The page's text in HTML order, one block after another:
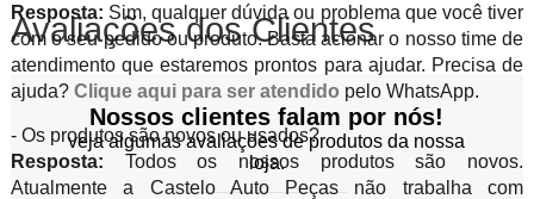
Resposta: Sim, qualquer dúvida ou problema que você tiver
com o seu pedido ou produto. Basta acionar o nosso time de
atendimento que estaremos prontos para ajudar. Precisa de
ajuda? Clique aqui para ser atendido pelo WhatsApp.
- Os produtos são novos ou usados?
Resposta: Todos os nossos produtos são novos.
Atualmente a Castelo Auto Peças não trabalha com
Avaliações dos Clientes
Nossos clientes falam por nós!
veja algumas avaliações de produtos da nossa
loja.